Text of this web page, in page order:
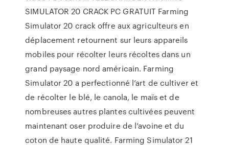
SIMULATOR 20 CRACK PC GRATUIT Farming
Simulator 20 crack offre aux agriculteurs en
déplacement retournent sur leurs appareils
mobiles pour récolter leurs récoltes dans un
grand paysage nord américain. Farming
Simulator 20 a perfectionné l’art de cultiver et
de récolter le blé, le canola, le maïs et de
nombreuses autres plantes cultivées peuvent
maintenant oser produire de l’avoine et du
coton de haute qualité. Farming Simulator 21